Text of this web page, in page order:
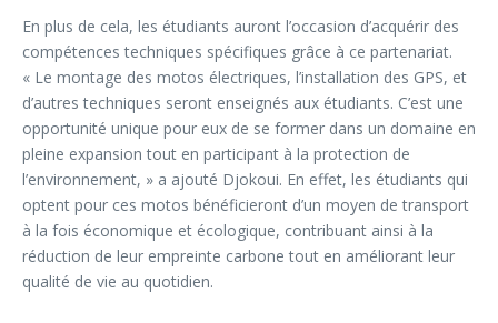
En plus de cela, les étudiants auront l’occasion d’acquérir des
compétences techniques spécifiques grâce à ce partenariat.
« Le montage des motos électriques, l’installation des GPS, et
d’autres techniques seront enseignés aux étudiants. C’est une
opportunité unique pour eux de se former dans un domaine en
pleine expansion tout en participant à la protection de
l’environnement, » a ajouté Djokoui. En effet, les étudiants qui
optent pour ces motos bénéficieront d’un moyen de transport
à la fois économique et écologique, contribuant ainsi à la
réduction de leur empreinte carbone tout en améliorant leur
qualité de vie au quotidien.